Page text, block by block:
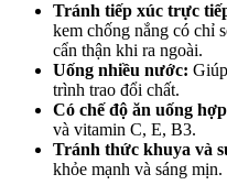
Tránh tiếp xúc trực
kem chống nắng có chỉ
cẩn thận khi ra ngoài.
Uống nhiều nước:
trình trao đổi chất.
Có chế độ ăn uống
và vitamin C, E, B3.
Tránh thức khuya và
khỏe mạnh và sáng mịn.